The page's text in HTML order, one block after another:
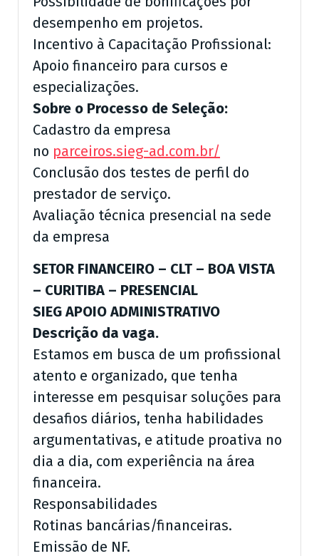
desempenho em projetos.
Incentivo à Capacitação Profissional:
Apoio financeiro para cursos e
especializações.
Sobre o Processo de Seleção:
Cadastro da empresa
no parceiros.sieg-ad.com.br/
Conclusão dos testes de perfil do
prestador de serviço.
Avaliação técnica presencial na sede
da empresa
SETOR FINANCEIRO – CLT – BOA VISTA
– CURITIBA – PRESENCIAL
SIEG APOIO ADMINISTRATIVO
Descrição da vaga.
Estamos em busca de um profissional
atento e organizado, que tenha
interesse em pesquisar soluções para
desafios diários, tenha habilidades
argumentativas, e atitude proativa no
dia a dia, com experiência na área
financeira.
Responsabilidades
Rotinas bancárias/financeiras.
Emissão de NF.